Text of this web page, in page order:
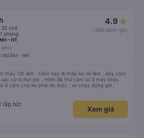
32 chỗ
phòng
4.9
(366 đánh giá)
- HT
phút
NGẦM - HN
thấy OK lắm . Hôm nay đi thấy ko ok lắm , dây cắm
cứ bị hụt pin , mình đã thử cắm lại 3 máy khác
ổ cắm chứ ko phải do máy , xe chạy đúng giờ ,
lập tức
Xem giá